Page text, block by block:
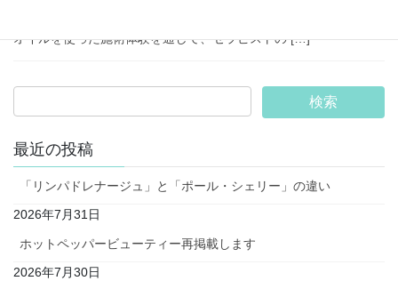
オイルを使った施術体験を通して、セラピストの […]
最近の投稿
「リンパドレナージュ」と「ポール・シェリー」の違い
2026年7月31日
ホットペッパービューティー再掲載します
2026年7月30日